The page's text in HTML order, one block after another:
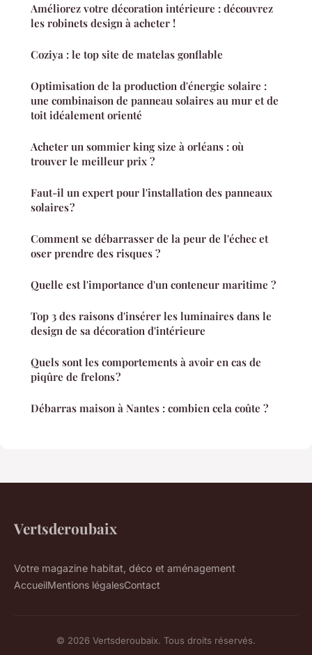
Améliorez votre décoration intérieure : découvrez
les robinets design à acheter !
Coziya : le top site de matelas gonflable
Optimisation de la production d'énergie solaire :
une combinaison de panneau solaires au mur et de
toit idéalement orienté
Acheter un sommier king size à orléans : où
trouver le meilleur prix ?
Faut-il un expert pour l'installation des panneaux
solaires ?
Comment se débarrasser de la peur de l'échec et
oser prendre des risques ?
Quelle est l'importance d'un conteneur maritime ?
Top 3 des raisons d'insérer les luminaires dans le
design de sa décoration d'intérieure
Quels sont les comportements à avoir en cas de
piqûre de frelons ?
Débarras maison à Nantes : combien cela coûte ?
Vertsderoubaix
Votre magazine habitat, déco et aménagement
AccueilMentions légalesContact
© 2026 Vertsderoubaix. Tous droits réservés.